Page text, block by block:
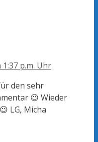
1:37 p.m. Uhr
den sehr
😉 Wieder
LG, Micha